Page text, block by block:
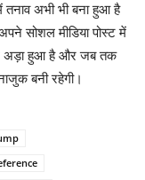
तनाव अभी भी बना हुआ है
सोशल मीडिया पोस्ट में
अड़ा हुआ है और जब तक
बनी रहेगी।